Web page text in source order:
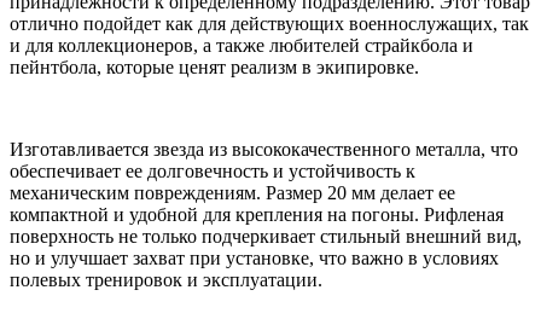
отлично подойдет как для действующих военнослужащих, так
и для коллекционеров, а также любителей страйкбола и
пейнтбола, которые ценят реализм в экипировке.
Изготавливается звезда из высококачественного металла, что
обеспечивает ее долговечность и устойчивость к
механическим повреждениям. Размер 20 мм делает ее
компактной и удобной для крепления на погоны. Рифленая
поверхность не только подчеркивает стильный внешний вид,
но и улучшает захват при установке, что важно в условиях
полевых тренировок и эксплуатации.